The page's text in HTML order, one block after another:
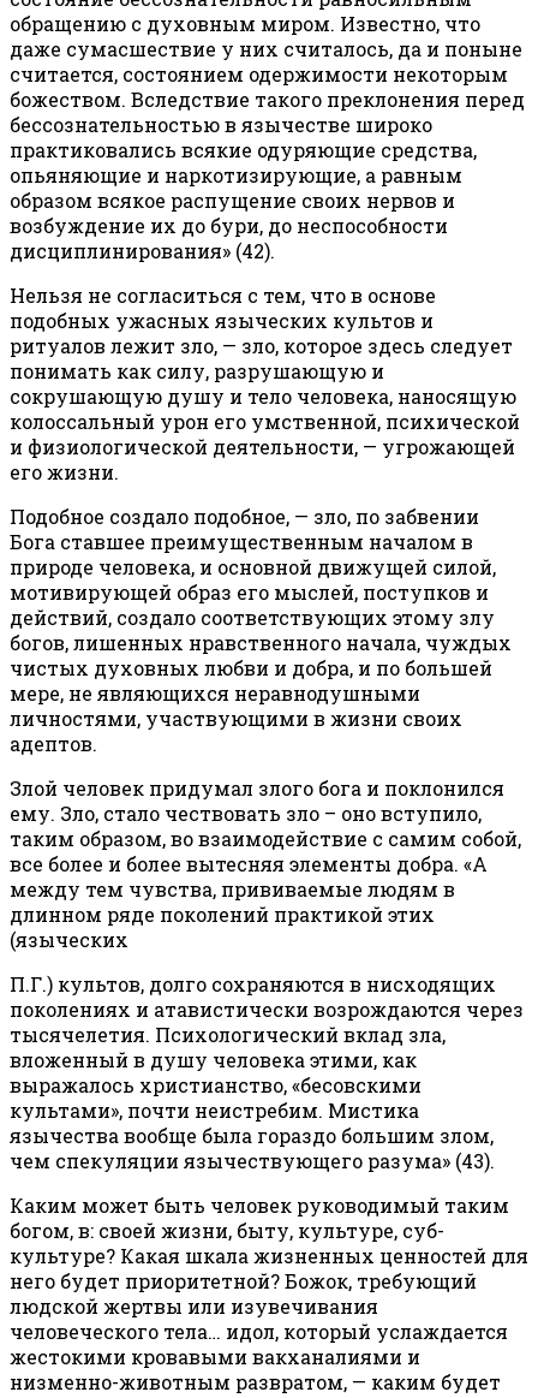
обращению с духовным миром. Известно, что
даже сумасшествие у них считалось, да и поныне
считается, состоянием одержимости некоторым
божеством. Вследствие такого преклонения перед
бессознательностью в язычестве широко
практиковались всякие одуряющие средства,
опьяняющие и наркотизирующие, а равным
образом всякое распущение своих нервов и
возбуждение их до бури, до неспособности
дисциплинирования» (42).
Нельзя не согласиться с тем, что в основе
подобных ужасных языческих культов и
ритуалов лежит зло, — зло, которое здесь следует
понимать как силу, разрушающую и
сокрушающую душу и тело человека, наносящую
колоссальный урон его умственной, психической
и физиологической деятельности, — угрожающей
его жизни.
Подобное создало подобное, — зло, по забвении
Бога ставшее преимущественным началом в
природе человека, и основной движущей силой,
мотивирующей образ его мыслей, поступков и
действий, создало соответствующих этому злу
богов, лишенных нравственного начала, чуждых
чистых духовных любви и добра, и по большей
мере, не являющихся неравнодушными
личностями, участвующими в жизни своих
адептов.
Злой человек придумал злого бога и поклонился
ему. Зло, стало чествовать зло – оно вступило,
таким образом, во взаимодействие с самим собой,
все более и более вытесняя элементы добра. «А
между тем чувства, прививаемые людям в
длинном ряде поколений практикой этих
(языческих
П.Г.) культов, долго сохраняются в нисходящих
поколениях и атавистически возрождаются через
тысячелетия. Психологический вклад зла,
вложенный в душу человека этими, как
выражалось христианство, «бесовскими
культами», почти неистребим. Мистика
язычества вообще была гораздо большим злом,
чем спекуляции язычествующего разума» (43).
Каким может быть человек руководимый таким
богом, в: своей жизни, быту, культуре, суб-
культуре? Какая шкала жизненных ценностей для
него будет приоритетной? Божок, требующий
людской жертвы или изувечивания
человеческого тела… идол, который услаждается
жестокими кровавыми вакханалиями и
низменно-животным развратом, — каким будет